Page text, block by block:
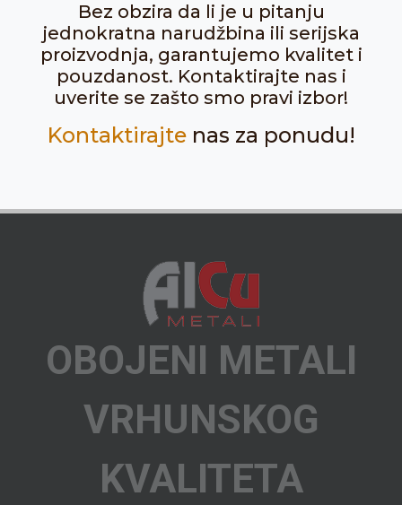
Bez obzira da li je u pitanju
jednokratna narudžbina ili serijska
proizvodnja, garantujemo kvalitet i
pouzdanost. Kontaktirajte nas i
uverite se zašto smo pravi izbor!
Kontaktirajtenas za ponudu!
OBOJENI METALI
VRHUNSKOG
KVALITETA